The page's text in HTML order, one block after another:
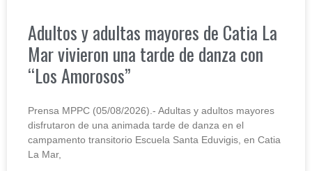
Adultos y adultas mayores de Catia La
Mar vivieron una tarde de danza con
“Los Amorosos”
Prensa MPPC (05/08/2026).- Adultas y adultos mayores
disfrutaron de una animada tarde de danza en el
campamento transitorio Escuela Santa Eduvigis, en Catia
La Mar,